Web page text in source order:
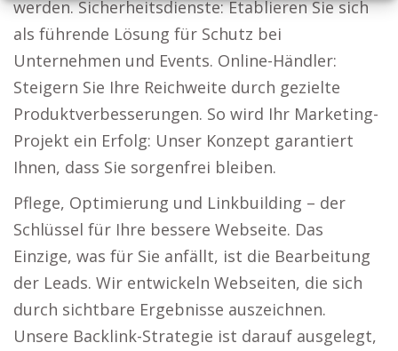
werden. Sicherheitsdienste: Etablieren Sie sich
als führende Lösung für Schutz bei
Unternehmen und Events. Online-Händler:
Steigern Sie Ihre Reichweite durch gezielte
Produktverbesserungen. So wird Ihr Marketing-
Projekt ein Erfolg: Unser Konzept garantiert
Ihnen, dass Sie sorgenfrei bleiben.
Pflege, Optimierung und Linkbuilding – der
Schlüssel für Ihre bessere Webseite. Das
Einzige, was für Sie anfällt, ist die Bearbeitung
der Leads. Wir entwickeln Webseiten, die sich
durch sichtbare Ergebnisse auszeichnen.
Unsere Backlink-Strategie ist darauf ausgelegt,